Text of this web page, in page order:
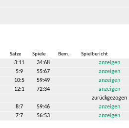
Sätze Spiele Bem. Spielbericht
3:11 34:68
anzeigen
5:9 55:67
anzeigen
10:5 59:49
anzeigen
12:1 72:34
anzeigen
zurückgezogen
8:7 59:46
anzeigen
7:7 56:53 anzeigen